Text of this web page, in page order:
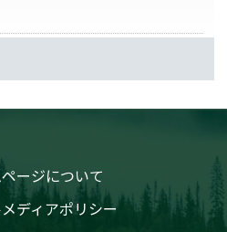
ージについて
ディアポリシー